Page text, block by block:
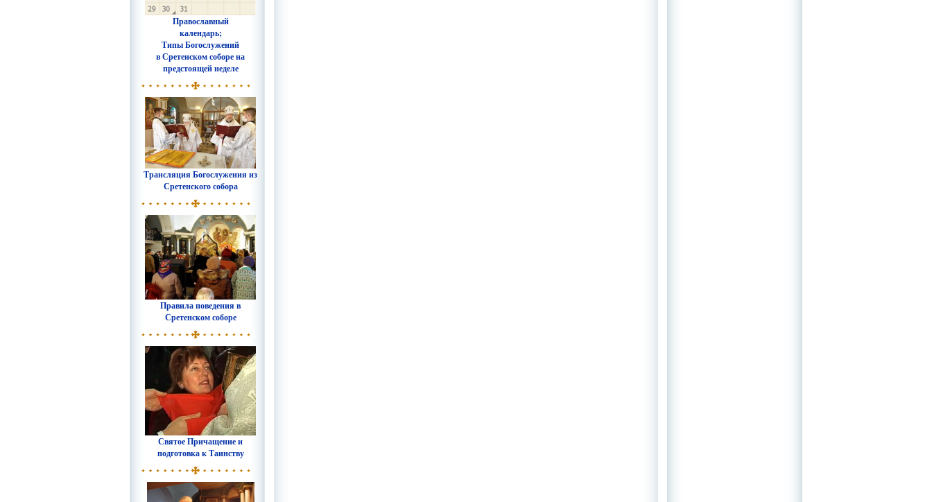
Православный
календарь;
Типы Богослужений
в Сретенском соборе на
предстоящей неделе
Трансляция Богослужения из
Сретенского собора
Правила поведения в
Сретенском соборе
Святое Причащение и
подготовка к Таинству